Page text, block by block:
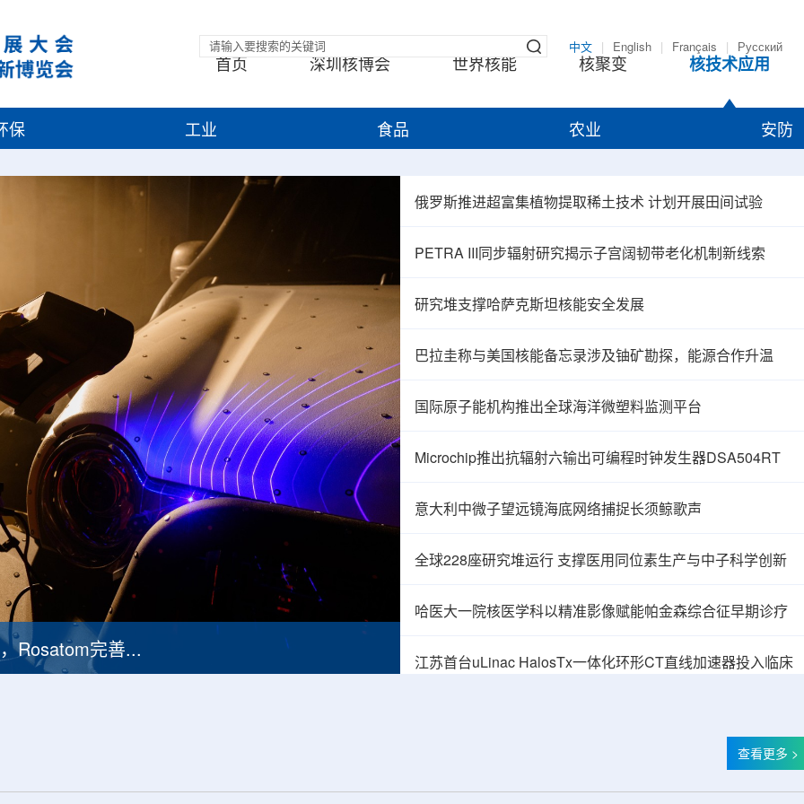
中文 English Français Русский
首页 深圳核博会 世界核能 核聚变 核技术应用
保 工业 食品 农业 安防
俄罗斯首款国产3D扫描仪Helix列入国家产品名录，Rosatom完善增材制造技术链
俄罗斯推进超富集植物提取稀土技术 计划开展田间试验
PETRA III同步辐射研究揭示子宫阔韧带老化机制新线索
研究堆支撑哈萨克斯坦核能安全发展
巴拉圭称与美国核能备忘录涉及铀矿勘探，能源合作升温
国际原子能机构推出全球海洋微塑料监测平台
Microchip推出抗辐射六输出可编程时钟发生器DSA504RT
意大利中微子望远镜海底网络捕捉长须鲸歌声
全球228座研究堆运行 支撑医用同位素生产与中子科学创新
哈医大一院核医学科以精准影像赋能帕金森综合征早期诊疗
江苏首台uLinac HalosTx一体化环形CT直线加速器投入临床
查看更多 >